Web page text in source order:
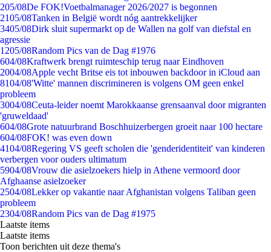
205/08De FOK!Voetbalmanager 2026/2027 is begonnen
2105/08Tanken in België wordt nóg aantrekkelijker
3405/08Dirk sluit supermarkt op de Wallen na golf van diefstal en
agressie
1205/08Random Pics van de Dag #1976
604/08Kraftwerk brengt ruimteschip terug naar Eindhoven
2004/08Apple vecht Britse eis tot inbouwen backdoor in iCloud aan
8104/08'Witte' mannen discrimineren is volgens OM geen enkel
probleem
3004/08Ceuta-leider noemt Marokkaanse grensaanval door migranten
'gruweldaad'
604/08Grote natuurbrand Boschhuizerbergen groeit naar 100 hectare
604/08FOK! was even down
4104/08Regering VS geeft scholen die 'genderidentiteit' van kinderen
verbergen voor ouders ultimatum
5904/08Vrouw die asielzoekers hielp in Athene vermoord door
Afghaanse asielzoeker
2504/08Lekker op vakantie naar Afghanistan volgens Taliban geen
probleem
2304/08Random Pics van de Dag #1975
Laatste items
Laatste items
Toon berichten uit deze thema's